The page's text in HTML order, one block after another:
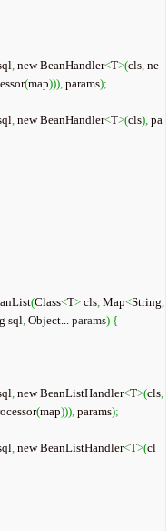
, new BeanHandler<T>(cls, ne
(map))), params);
, new BeanHandler<T>(cls), pa
(Class<T> cls, Map<String,
sql, Object... params) {
, new BeanListHandler<T>(cls,
(map))), params);
, new BeanListHandler<T>(cl